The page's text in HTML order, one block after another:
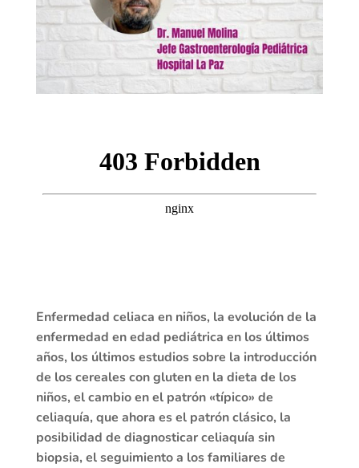
Enfermedad celiaca en niños, la evolución de la
enfermedad en edad pediátrica en los últimos
años, los últimos estudios sobre la introducción
de los cereales con gluten en la dieta de los
niños, el cambio en el patrón «típico» de
celiaquía, que ahora es el patrón clásico, la
posibilidad de diagnosticar celiaquía sin
biopsia, el seguimiento a los familiares de